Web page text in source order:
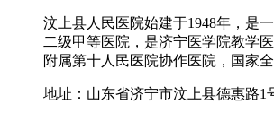
汶上县人民医院始建于1948年，是
二级甲等医院，是济宁医学院教学
附属第十人民医院协作医院，国家
地址：山东省济宁市汶上县德惠路1